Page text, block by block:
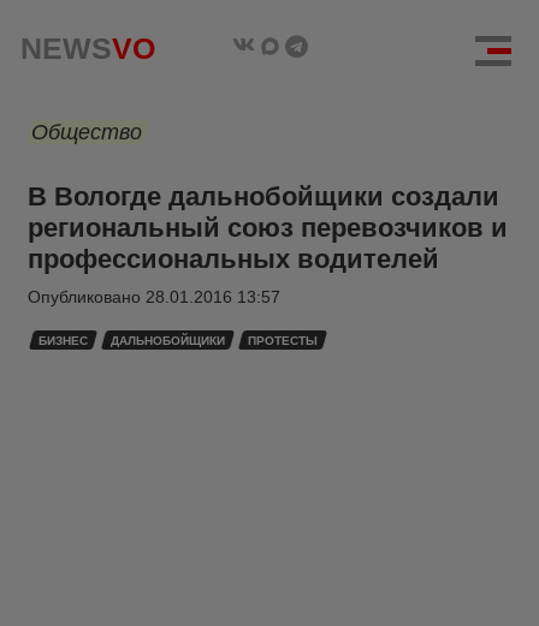
NEWSVO
Общество
В Вологде дальнобойщики создали
региональный союз перевозчиков и
профессиональных водителей
Опубликовано 28.01.2016 13:57
БИЗНЕС ДАЛЬНОБОЙЩИКИ ПРОТЕСТЫ